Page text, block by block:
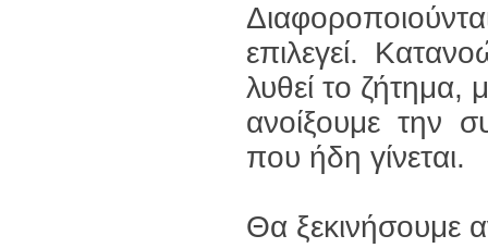
επιλεγεί.
λυθεί το ζήτημα,
ανοίξουμε την
που ήδη γίνεται.
Θα ξεκινήσουμε